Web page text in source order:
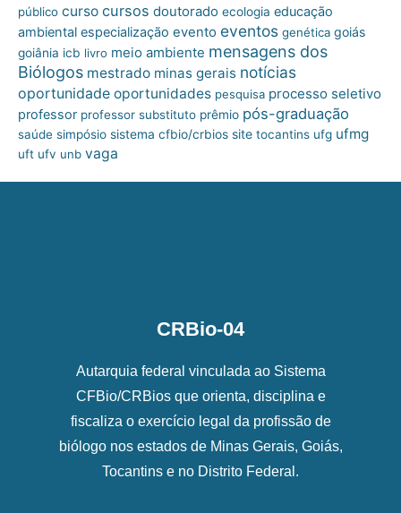
público curso cursos doutorado ecologia educação
ambiental especialização evento eventos genética goiás
goiânia icb livro meio ambiente mensagens dos
Biólogos mestrado minas gerais notícias
oportunidade oportunidades pesquisa processo seletivo
professor professor substituto prêmio pós-graduação
saúde simpósio sistema cfbio/crbios site tocantins ufg ufmg
uft ufv unb vaga
CRBio-04
Autarquia federal vinculada ao Sistema
CFBio/CRBios que orienta, disciplina e
fiscaliza o exercício legal da profissão de
biólogo nos estados de Minas Gerais, Goiás,
Tocantins e no Distrito Federal.